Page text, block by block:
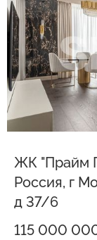
ЖК "Прайм
Россия, г
д 37/6
115 000